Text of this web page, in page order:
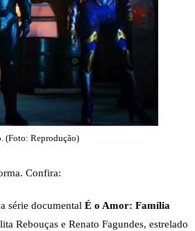
PEACOCK
PRIME VIDEO
(Foto: Reprodução)
Confira:
série documental É o Amor: Família
Rebouças e Renato Fagundes, estrelado